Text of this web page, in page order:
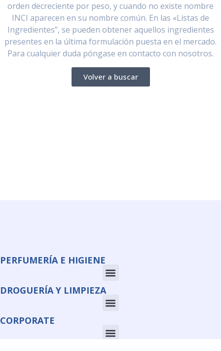
orden decreciente por peso, y cuando no existe nombre
INCI aparecen en su nombre común. En las «Listas de
Ingredientes”, se pueden obtener aquellos ingredientes
presentes en la última formulación puesta en el mercado.
Para cualquier duda póngase en contacto con nosotros.
Volver a buscar
PERFUMERÍA E HIGIENE
DROGUERÍA Y LIMPIEZA
CORPORATE